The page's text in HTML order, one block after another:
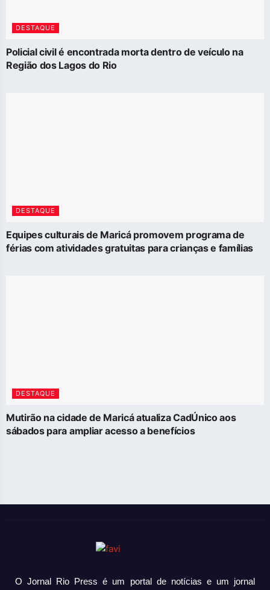
DESTAQUE
Policial civil é encontrada morta dentro de veículo na
Região dos Lagos do Rio
DESTAQUE
Equipes culturais de Maricá promovem programa de
férias com atividades gratuitas para crianças e famílias
DESTAQUE
Mutirão na cidade de Maricá atualiza CadÚnico aos
sábados para ampliar acesso a benefícios
O Jornal Rio Press é um portal de notícias e um jornal